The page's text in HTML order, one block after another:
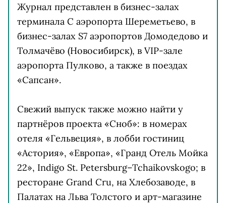
Журнал представлен в бизнес-залах
терминала С аэропорта Шереметьево, в
бизнес-залах S7 аэропортов Домодедово и
Толмачёво (Новосибирск), в VIP-зале
аэропорта Пулково, а также в поездах
«Сапсан».
Свежий выпуск также можно найти у
партнёров проекта «Сноб»: в номерах
отеля «Гельвеция», в лобби гостиниц
«Астория», «Европа», «Гранд Отель Мойка
22», Indigo St. Petersburg–Tchaikovskogo; в
ресторане Grand Cru, на Хлебозаводе, в
Палатах на Льва Толстого и арт-магазине